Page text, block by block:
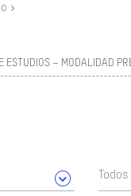
ESTUDIOS – MODALIDAD